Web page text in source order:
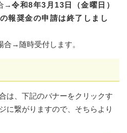
→令和8年3月13日（金曜日）
奨金の申請は終了しまし
合→随時受付します。
は、下記のバナーをクリックす
に繋がりますので、そちらより